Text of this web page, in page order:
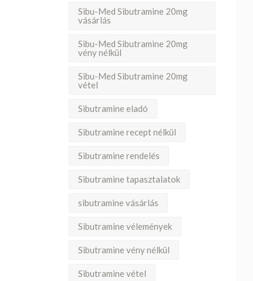
Sibu-Med Sibutramine 20mg
vásárlás
Sibu-Med Sibutramine 20mg
vény nélkül
Sibu-Med Sibutramine 20mg
vétel
Sibutramine eladó
Sibutramine recept nélkül
Sibutramine rendelés
Sibutramine tapasztalatok
sibutramine vásárlás
Sibutramine vélemények
Sibutramine vény nélkül
Sibutramine vétel